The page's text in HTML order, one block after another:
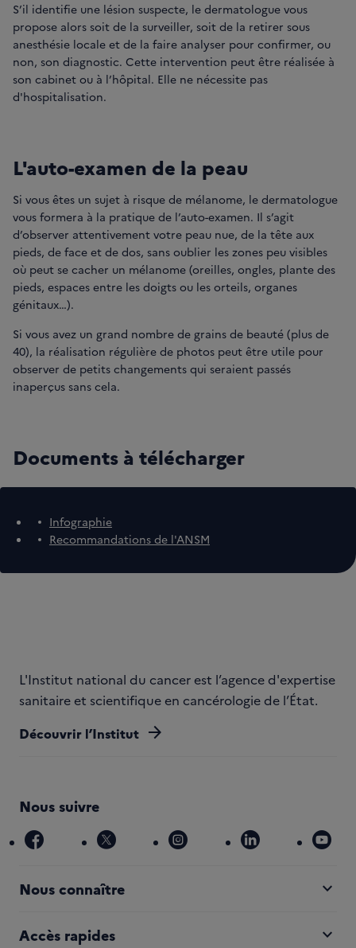
S’il identifie une lésion suspecte, le dermatologue vous
propose alors soit de la surveiller, soit de la retirer sous
anesthésie locale et de la faire analyser pour confirmer, ou
non, son diagnostic. Cette intervention peut être réalisée à
son cabinet ou à l’hôpital. Elle ne nécessite pas
d'hospitalisation.
L'auto-examen de la peau
Si vous êtes un sujet à risque de mélanome, le dermatologue
vous formera à la pratique de l’auto-examen. Il s’agit
d’observer attentivement votre peau nue, de la tête aux
pieds, de face et de dos, sans oublier les zones peu visibles
où peut se cacher un mélanome (oreilles, ongles, plante des
pieds, espaces entre les doigts ou les orteils, organes
génitaux…).
Si vous avez un grand nombre de grains de beauté (plus de
40), la réalisation régulière de photos peut être utile pour
observer de petits changements qui seraient passés
inaperçus sans cela.
Documents à télécharger
Infographie
Recommandations de l'ANSM
L'Institut national du cancer est l’agence d'expertise
sanitaire et scientifique en cancérologie de l’État.
Découvrir l’Institut arrow_forward
Nous suivre
facebook x instagram linkedin
Nous connaître expand_more
Accès rapides expand_more